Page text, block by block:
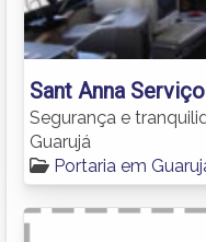
Sant Anna
Segurança e
Guarujá
Portaria em